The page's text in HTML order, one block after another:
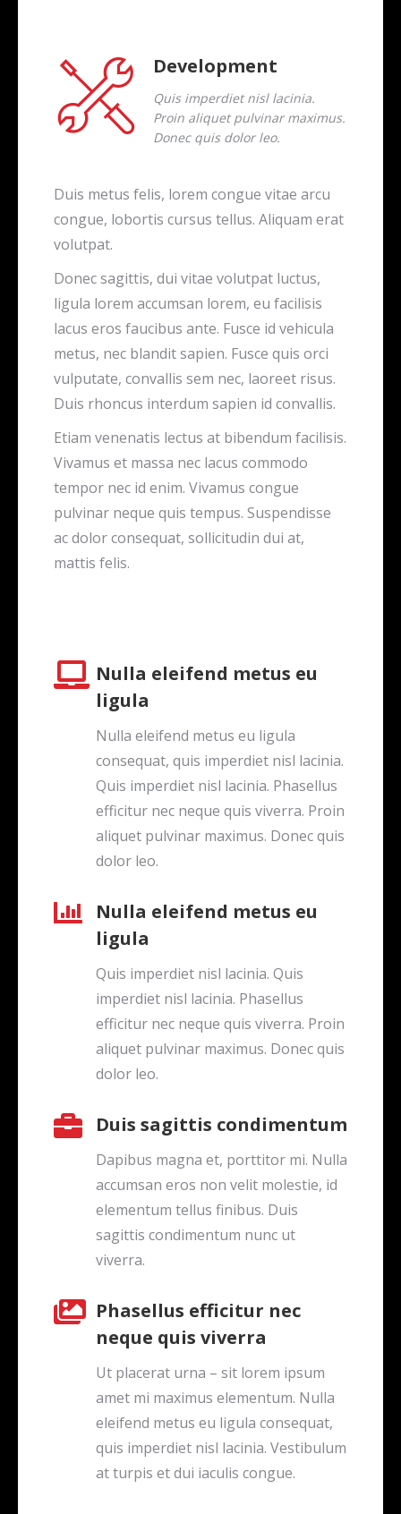
Development
Quis imperdiet nisl lacinia.
Proin aliquet pulvinar maximus.
Donec quis dolor leo.
Duis metus felis, lorem congue vitae arcu
congue, lobortis cursus tellus. Aliquam erat
volutpat.
Donec sagittis, dui vitae volutpat luctus,
ligula lorem accumsan lorem, eu facilisis
lacus eros faucibus ante. Fusce id vehicula
metus, nec blandit sapien. Fusce quis orci
vulputate, convallis sem nec, laoreet risus.
Duis rhoncus interdum sapien id convallis.
Etiam venenatis lectus at bibendum facilisis.
Vivamus et massa nec lacus commodo
tempor nec id enim. Vivamus congue
pulvinar neque quis tempus. Suspendisse
ac dolor consequat, sollicitudin dui at,
mattis felis.
Nulla eleifend metus eu
ligula
Nulla eleifend metus eu ligula
consequat, quis imperdiet nisl lacinia.
Quis imperdiet nisl lacinia. Phasellus
efficitur nec neque quis viverra. Proin
aliquet pulvinar maximus. Donec quis
dolor leo.
Nulla eleifend metus eu
ligula
Quis imperdiet nisl lacinia. Quis
imperdiet nisl lacinia. Phasellus
efficitur nec neque quis viverra. Proin
aliquet pulvinar maximus. Donec quis
dolor leo.
Duis sagittis condimentum
Dapibus magna et, porttitor mi. Nulla
accumsan eros non velit molestie, id
elementum tellus finibus. Duis
sagittis condimentum nunc ut
viverra.
Phasellus efficitur nec
neque quis viverra
Ut placerat urna – sit lorem ipsum
amet mi maximus elementum. Nulla
eleifend metus eu ligula consequat,
quis imperdiet nisl lacinia. Vestibulum
at turpis et dui iaculis congue.